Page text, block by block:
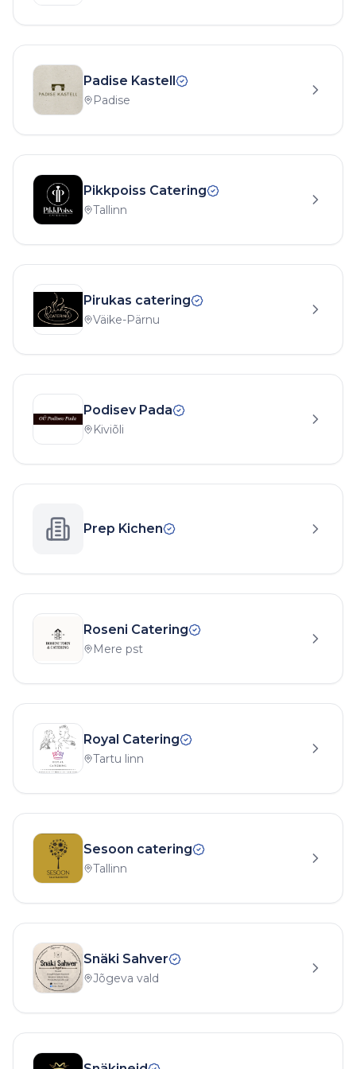
Padise Kastell
Padise
Pikkpoiss Catering
Tallinn
Pirukas catering
Väike-Pärnu
Podisev Pada
Kiviõli
Prep Kichen
Roseni Catering
Mere pst
Royal Catering
Tartu linn
Sesoon catering
Tallinn
Snäki Sahver
Jõgeva vald